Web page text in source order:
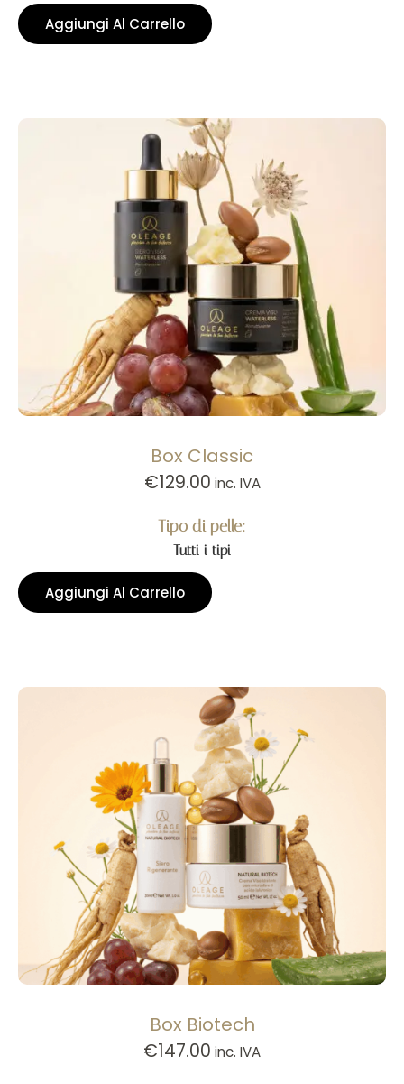
Aggiungi Al Carrello
Box Classic
€129.00 inc. IVA
Tipo di pelle:
Tutti i tipi
Aggiungi Al Carrello
Box Biotech
€147.00 inc. IVA